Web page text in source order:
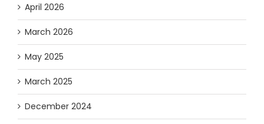
April 2026
March 2026
May 2025
March 2025
December 2024